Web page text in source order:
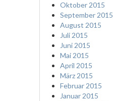
Oktober 2015
September 2015
August 2015
Juli 2015
Juni 2015
Mai 2015
April 2015
März 2015
Februar 2015
Januar 2015